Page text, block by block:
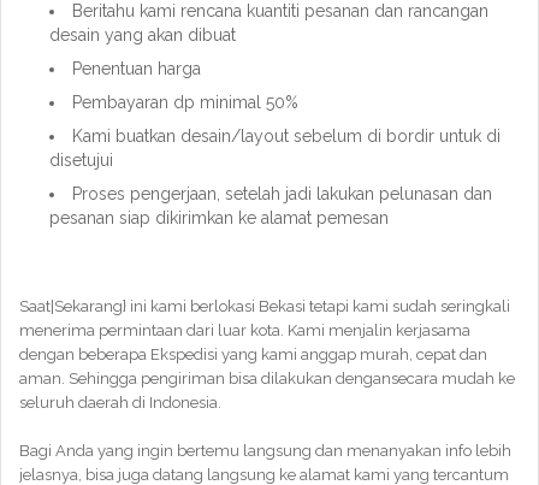
Beritahu kami rencana kuantiti pesanan dan rancangan
desain yang akan dibuat
Penentuan harga
Pembayaran dp minimal 50%
Kami buatkan desain/layout sebelum di bordir untuk di
disetujui
Proses pengerjaan, setelah jadi lakukan pelunasan dan
pesanan siap dikirimkan ke alamat pemesan
Saat|Sekarang} ini kami berlokasi Bekasi tetapi kami sudah seringkali
menerima permintaan dari luar kota. Kami menjalin kerjasama
dengan beberapa Ekspedisi yang kami anggap murah, cepat dan
aman. Sehingga pengiriman bisa dilakukan dengansecara mudah ke
seluruh daerah di Indonesia.
Bagi Anda yang ingin bertemu langsung dan menanyakan info lebih
jelasnya, bisa juga datang langsung ke alamat kami yang tercantum